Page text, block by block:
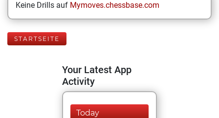
Keine Drills auf Mymoves.chessbase.com
STARTSEITE
Your Latest App
Activity
Today